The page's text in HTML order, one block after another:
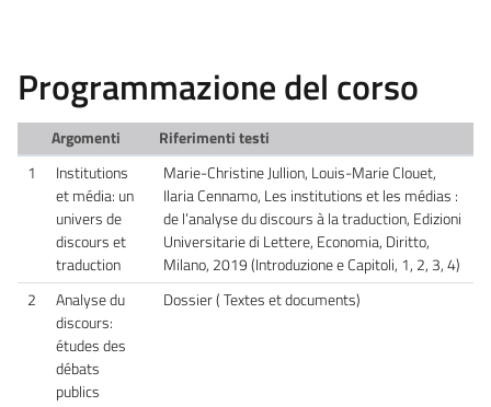
Programmazione del corso
Argomenti
Riferimenti testi
1
Institutions
et média: un
univers de
discours et
traduction
Marie-Christine Jullion, Louis-Marie Clouet,
Ilaria Cennamo, Les institutions et les médias :
de l’analyse du discours à la traduction, Edizioni
Universitarie di Lettere, Economia, Diritto,
Milano, 2019 (Introduzione e Capitoli, 1, 2, 3, 4)
2
Analyse du
discours:
études des
débats
publics
Dossier ( Textes et documents)